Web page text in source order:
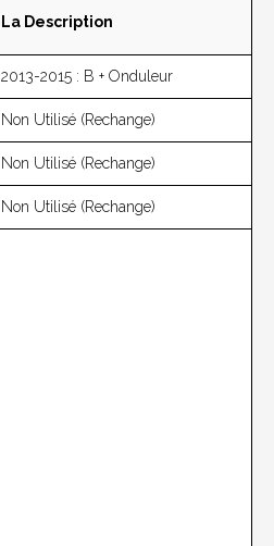
La Description
2013-2015 : B + Onduleur
Non Utilisé (rechange)
Non Utilisé (rechange)
Non Utilisé (rechange)